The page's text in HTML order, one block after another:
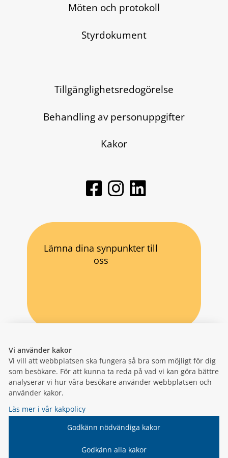
Vi använder kakor
Vi vill att webbplatsen ska fungera så bra som möjligt för dig
som besökare. För att kunna ta reda på vad vi kan göra bättre
analyserar vi hur våra besökare använder webbplatsen och
använder kakor.
Läs mer i vår kakpolicy
Godkänn nödvändiga kakor
Godkänn alla kakor
Möten och protokoll
Styrdokument
Tillgänglighetsredogörelse
Behandling av personuppgifter
Kakor
Lämna dina synpunkter till
oss